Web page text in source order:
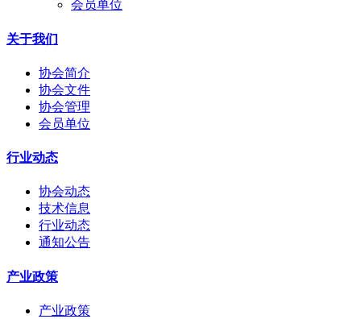
会员单位
关于我们
协会简介
协会文件
协会管理
会员单位
行业动态
协会动态
技术信息
行业动态
通知公告
产业政策
产业政策